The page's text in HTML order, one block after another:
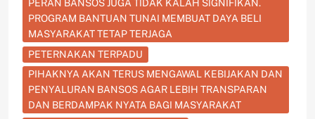
PERAN BANSOS JUGA TIDAK KALAH SIGNIFIKAN.
PROGRAM BANTUAN TUNAI MEMBUAT DAYA BELI
MASYARAKAT TETAP TERJAGA
PETERNAKAN TERPADU
PIHAKNYA AKAN TERUS MENGAWAL KEBIJAKAN DAN
PENYALURAN BANSOS AGAR LEBIH TRANSPARAN
DAN BERDAMPAK NYATA BAGI MASYARAKAT